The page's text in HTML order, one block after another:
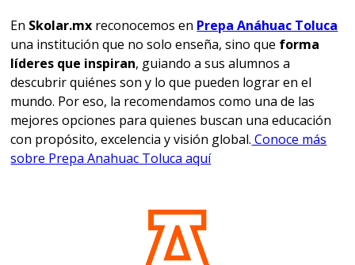
En Skolar.mx reconocemos en Prepa Anáhuac Toluca
una institución que no solo enseña, sino que forma
líderes que inspiran, guiando a sus alumnos a
descubrir quiénes son y lo que pueden lograr en el
mundo. Por eso, la recomendamos como una de las
mejores opciones para quienes buscan una educación
con propósito, excelencia y visión global. Conoce más
sobre Prepa Anahuac Toluca aquí